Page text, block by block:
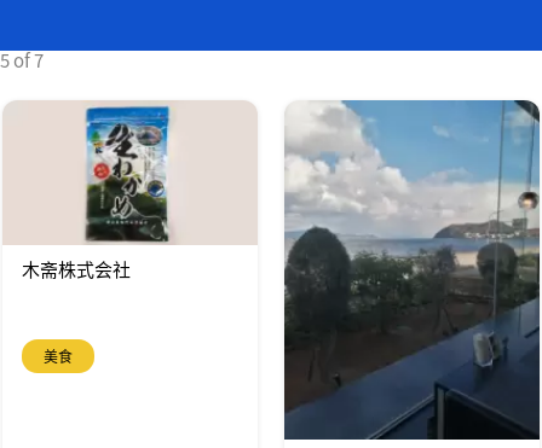
5 of 7
木斋株式会社
美食